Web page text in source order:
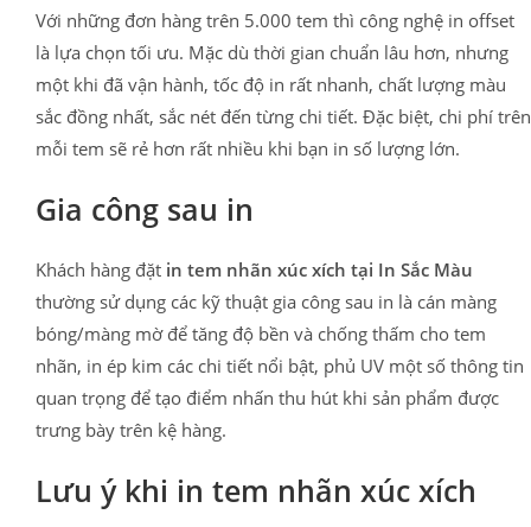
Với những đơn hàng trên 5.000 tem thì công nghệ in offset
là lựa chọn tối ưu. Mặc dù thời gian chuẩn lâu hơn, nhưng
một khi đã vận hành, tốc độ in rất nhanh, chất lượng màu
sắc đồng nhất, sắc nét đến từng chi tiết. Đặc biệt, chi phí trên
mỗi tem sẽ rẻ hơn rất nhiều khi bạn in số lượng lớn.
Gia công sau in
Khách hàng đặt in tem nhãn xúc xích tại In Sắc Màu
thường sử dụng các kỹ thuật gia công sau in là cán màng
bóng/màng mờ để tăng độ bền và chống thấm cho tem
nhãn, in ép kim các chi tiết nổi bật, phủ UV một số thông tin
quan trọng để tạo điểm nhấn thu hút khi sản phẩm được
trưng bày trên kệ hàng.
Lưu ý khi in tem nhãn xúc xích